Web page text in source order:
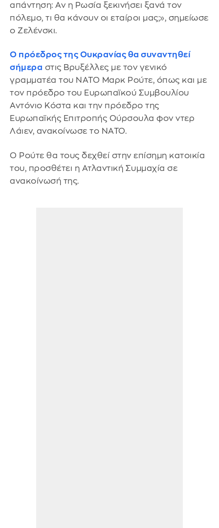
απάντηση: Αν η Ρωσία ξεκινήσει ξανά τον
πόλεμο, τι θα κάνουν οι εταίροι μας;», σημείωσε
ο Ζελένσκι.
Ο πρόεδρος της Ουκρανίας θα συναντηθεί
σήμερα στις Βρυξέλλες με τον γενικό
γραμματέα του NATO Μαρκ Ρούτε, όπως και με
τον πρόεδρο του Ευρωπαϊκού Συμβουλίου
Αντόνιο Κόστα και την πρόεδρο της
Ευρωπαϊκής Επιτροπής Ούρσουλα φον ντερ
Λάιεν, ανακοίνωσε το NATO.
Ο Ρούτε θα τους δεχθεί στην επίσημη κατοικία
του, προσθέτει η Ατλαντική Συμμαχία σε
ανακοίνωσή της.